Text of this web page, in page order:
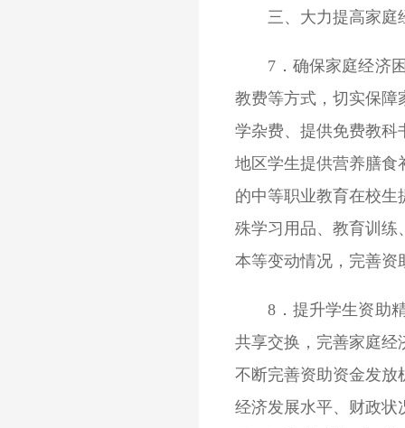
三、大力提高家庭
7．确保家庭经济困
教费等方式，切实保障
学杂费、提供免费教科
地区学生提供营养膳食
的中等职业教育在校
殊学习用品、教育训练
本等变动情况，完善资
8．提升学生资助精
共享交换，完善家庭经
不断完善资助资金发放
经济发展水平、财政状